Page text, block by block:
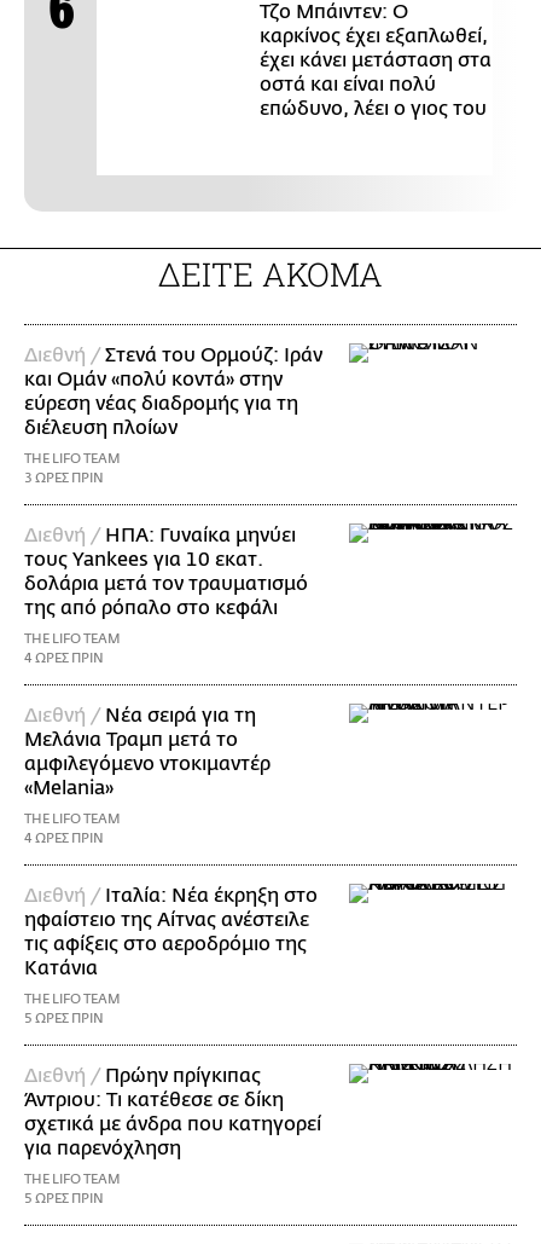
Τζο Μπάιντεν: Ο
καρκίνος έχει εξαπλωθεί,
έχει κάνει μετάσταση στα
οστά και είναι πολύ
επώδυνο, λέει ο γιος του
ΔΕΙΤΕ ΑΚΟΜΑ
Διεθνή / Στενά του Ορμούζ: Ιράν
και Ομάν «πολύ κοντά» στην
εύρεση νέας διαδρομής για τη
διέλευση πλοίων
THE LIFO TEAM
3 ΩΡΕΣ ΠΡΙΝ
Διεθνή / ΗΠΑ: Γυναίκα μηνύει
τους Yankees για 10 εκατ.
δολάρια μετά τον τραυματισμό
της από ρόπαλο στο κεφάλι
THE LIFO TEAM
4 ΩΡΕΣ ΠΡΙΝ
Διεθνή / Νέα σειρά για τη
Μελάνια Τραμπ μετά το
αμφιλεγόμενο ντοκιμαντέρ
«Melania»
THE LIFO TEAM
4 ΩΡΕΣ ΠΡΙΝ
Διεθνή / Ιταλία: Νέα έκρηξη στο
ηφαίστειο της Αίτνας ανέστειλε
τις αφίξεις στο αεροδρόμιο της
Κατάνια
THE LIFO TEAM
5 ΩΡΕΣ ΠΡΙΝ
Διεθνή / Πρώην πρίγκιπας
Άντριου: Τι κατέθεσε σε δίκη
σχετικά με άνδρα που κατηγορεί
για παρενόχληση
THE LIFO TEAM
5 ΩΡΕΣ ΠΡΙΝ